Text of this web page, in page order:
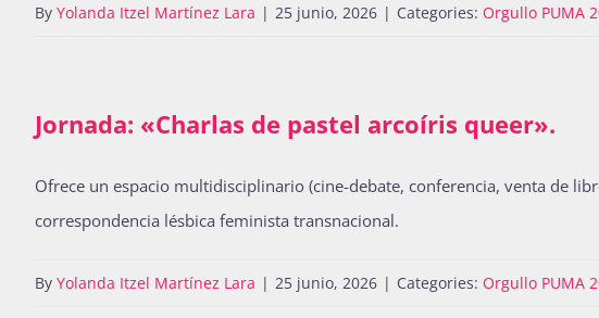
By Yolanda Itzel Martínez Lara | 25 junio, 2026 | Categories: Orgullo PUMA
Jornada: «Charlas de pastel arcoíris queer».
Ofrece un espacio multidisciplinario (cine-debate, conferencia, venta de
correspondencia lésbica feminista transnacional.
By Yolanda Itzel Martínez Lara | 25 junio, 2026 | Categories: Orgullo PUMA